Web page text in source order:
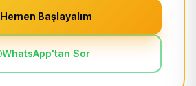
Hemen Başlayalım
WhatsApp'tan Sor